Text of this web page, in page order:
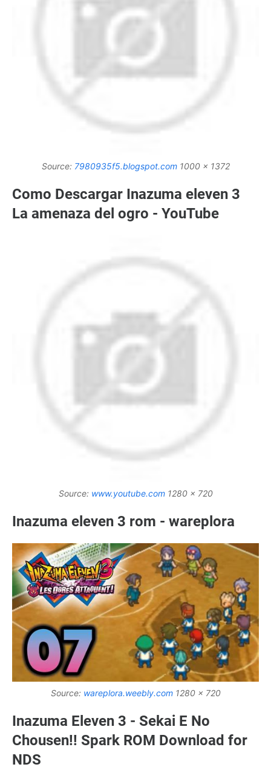
Source: 7980935f5.blogspot.com1000 x 1372
Como Descargar Inazuma eleven 3
La amenaza del ogro - YouTube
Source: www.youtube.com1280 x 720
Inazuma eleven 3 rom - wareplora
Source: wareplora.weebly.com1280 x 720
Inazuma Eleven 3 - Sekai E No
Chousen!! Spark ROM Download for
NDS